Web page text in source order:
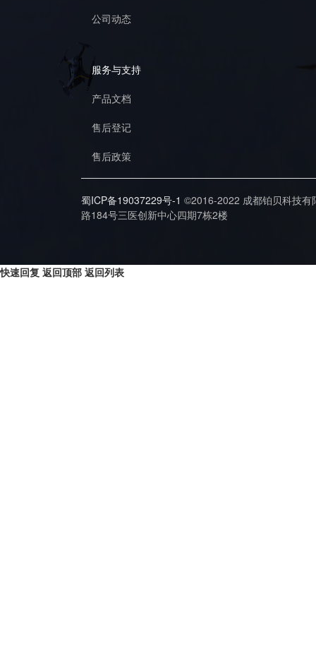
公司动态
服务与支持
产品文档
售后登记
售后政策
蜀ICP备19037229号-1 ©2016-2022 成都铂贝科技
路184号三医创新中心四期7栋2楼
快速回复 返回顶部 返回列表